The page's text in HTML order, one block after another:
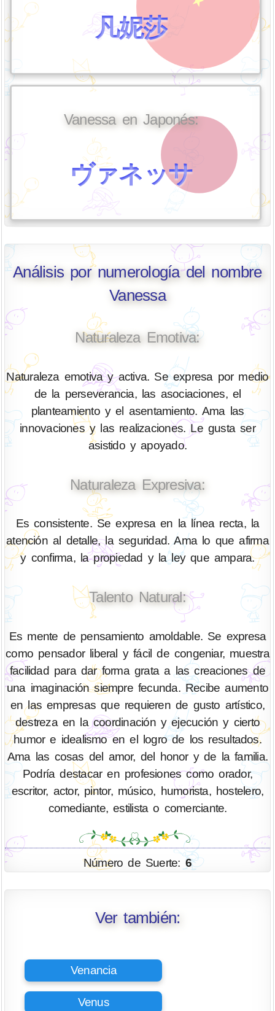
凡妮莎
Vanessa en Japonés:
ヴァネッサ
Análisis por numerología del nombre
Vanessa
Naturaleza Emotiva:
Naturaleza emotiva y activa. Se expresa por medio
de la perseverancia, las asociaciones, el
planteamiento y el asentamiento. Ama las
innovaciones y las realizaciones. Le gusta ser
asistido y apoyado.
Naturaleza Expresiva:
Es consistente. Se expresa en la línea recta, la
atención al detalle, la seguridad. Ama lo que afirma
y confirma, la propiedad y la ley que ampara.
Talento Natural:
Es mente de pensamiento amoldable. Se expresa
como pensador liberal y fácil de congeniar, muestra
facilidad para dar forma grata a las creaciones de
una imaginación siempre fecunda. Recibe aumento
en las empresas que requieren de gusto artístico,
destreza en la coordinación y ejecución y cierto
humor e idealismo en el logro de los resultados.
Ama las cosas del amor, del honor y de la familia.
Podría destacar en profesiones como orador,
escritor, actor, pintor, músico, humorista, hostelero,
comediante, estilista o comerciante.
Número de Suerte: 6
Ver también:
Venancia
Venus